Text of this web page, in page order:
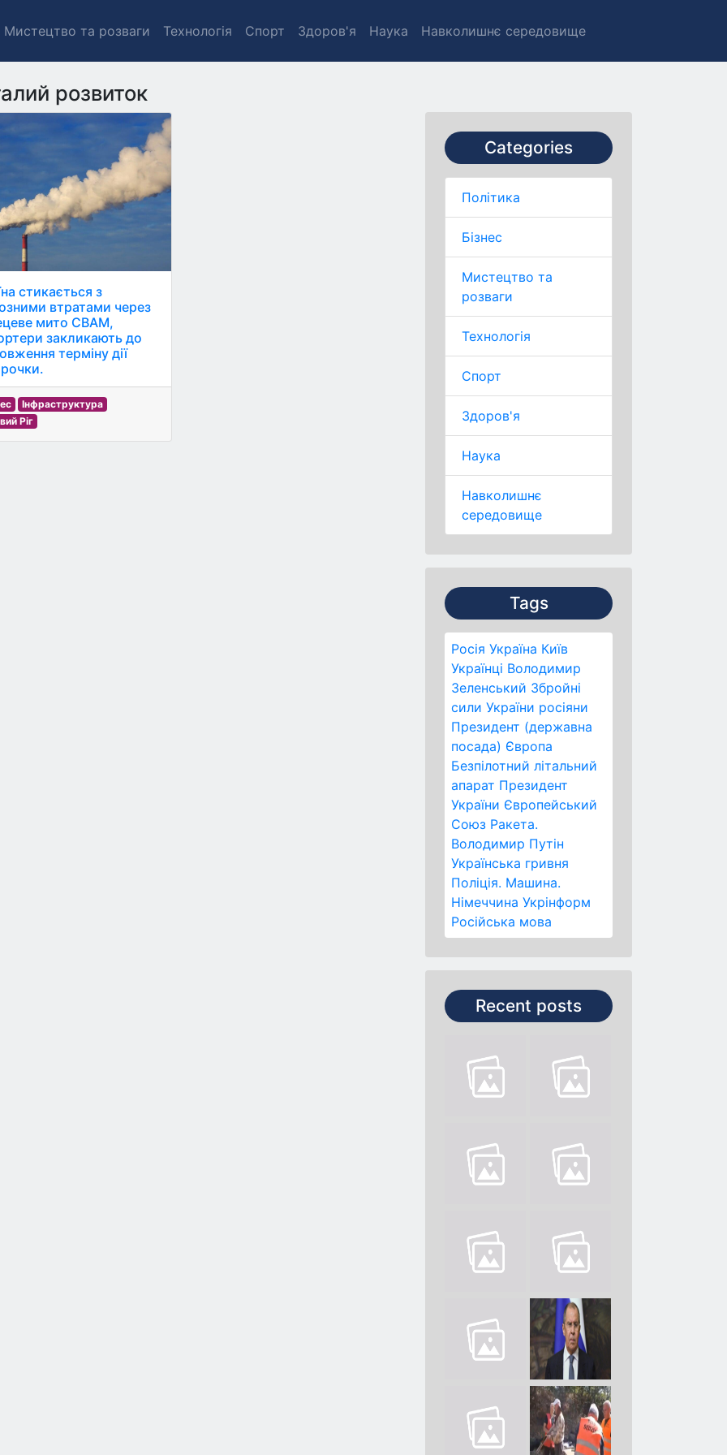
Мистецтво та розваги Технологія Спорт Здоров'я Наука Навколишнє середовище
розвиток
Categories
Політика
Бізнес
Мистецтво та
розваги
Технологія
Спорт
Здоров'я
Наука
Навколишнє
середовище
Tags
Росія Україна Київ
Українці Володимир
Зеленський Збройні
сили України росіяни
Президент (державна
посада) Європа
Безпілотний літальний
апарат Президент
України Європейський
Союз Ракета.
Володимир Путін
Українська гривня
Поліція. Машина.
Німеччина Укрінформ
Російська мова
Recent posts
стикається з
втратами через
мито СВАМ,
закликають до
терміну дії
Інфраструктура
Ріг